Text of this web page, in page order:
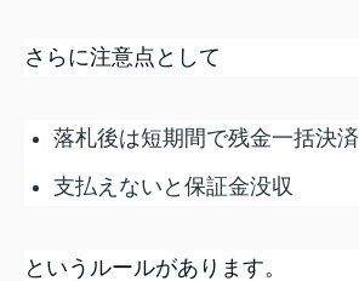
さらに注意点として
落札後は短期間で残金一括決済
支払えないと保証金没収
というルールがあります。